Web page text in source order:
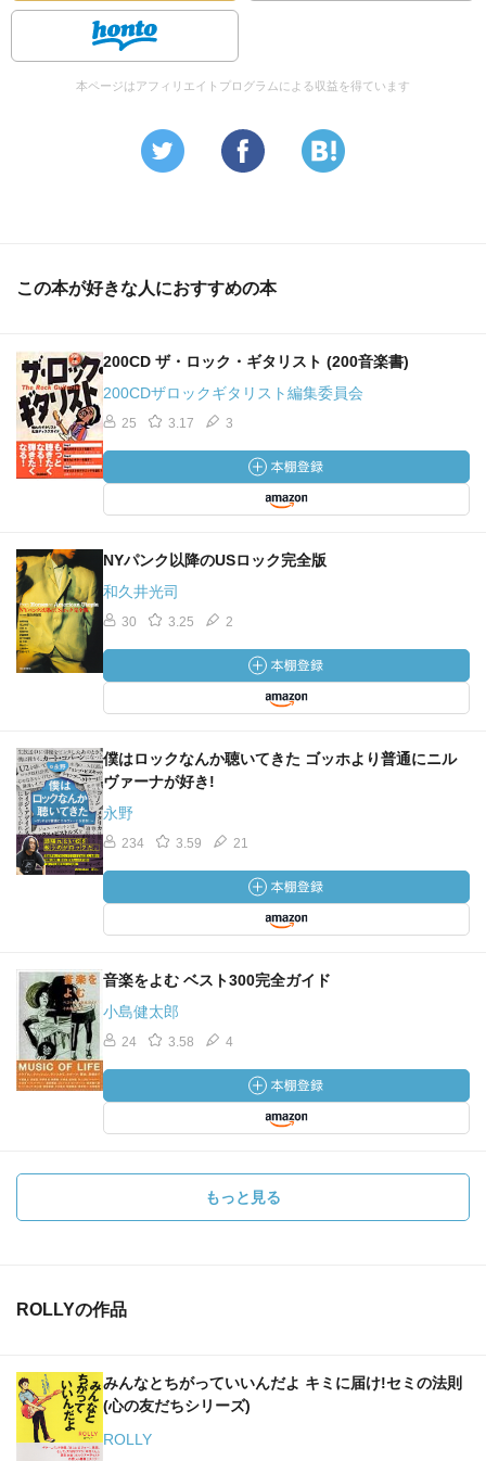
本ページはアフィリエイトプログラムによる収益を得ています
この本が好きな人におすすめの本
200CD ザ・ロック・ギタリスト (200音楽書)
200CDザロックギタリスト編集委員会
25 3.17 3
NYパンク以降のUSロック完全版
和久井光司
30 3.25 2
僕はロックなんか聴いてきた ゴッホより普通にニル
ヴァーナが好き!
永野
234 3.59 21
音楽をよむ ベスト300完全ガイド
小島健太郎
24 3.58 4
もっと見る
ROLLYの作品
みんなとちがっていいんだよ キミに届け!セミの法則
(心の友だちシリーズ)
ROLLY